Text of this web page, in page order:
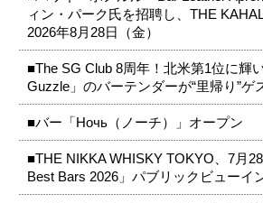
ィン・パーク氏を招聘し、THE
2026年8月28日（金）
■The SG Club 8周年！北米第1位に輝
Guzzle」のバーテンダーが“里帰り”ゲ
■バー「Ночь（ノーチ）」オープン
■THE NIKKA WHISKY TOKYO、7月
Best Bars 2026」パブリックビューイ